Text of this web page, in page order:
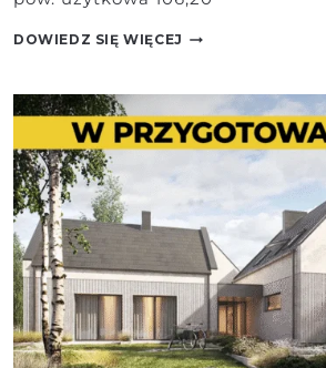
DOWIEDZ SIĘ WIĘCEJ MAB750